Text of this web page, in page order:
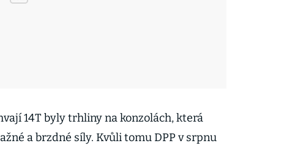
14T byly trhliny na konzolách, která
a brzdné síly. Kvůli tomu DPP v srpnu